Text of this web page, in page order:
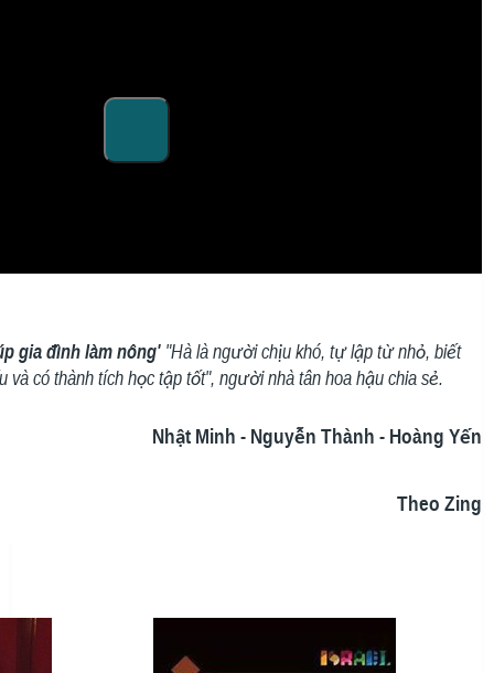
gia đình làm nông' "Hà là người chịu khó, tự lập từ nhỏ, biết
và có thành tích học tập tốt", người nhà tân hoa hậu chia sẻ.
Nhật Minh - Nguyễn Thành - Hoàng Yến
Theo Zing